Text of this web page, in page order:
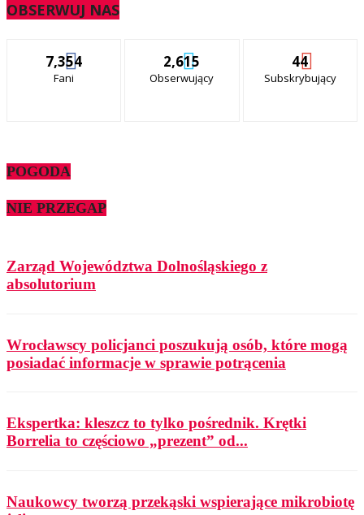
OBSERWUJ NAS
7,354
Fani
2,615
Obserwujący
44
Subskrybujący
POGODA
NIE PRZEGAP
Zarząd Województwa Dolnośląskiego z
absolutorium
Wrocławscy policjanci poszukują osób, które mogą
posiadać informacje w sprawie potrącenia
Ekspertka: kleszcz to tylko pośrednik. Krętki
Borrelia to częściowo „prezent” od...
Naukowcy tworzą przekąski wspierające mikrobiotę